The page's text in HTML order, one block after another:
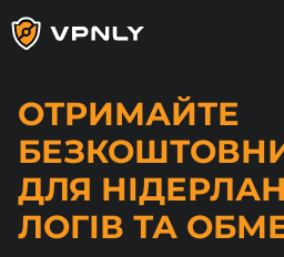
Language
Продукти
Для ігор
ОТРИМАЙТЕ
ДЛЯ
ЛОГІВ ТА